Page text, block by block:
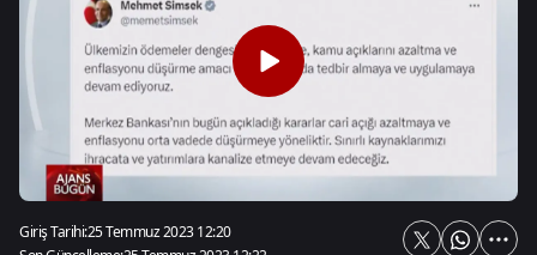
Giriş Tarihi:25 Temmuz 2023 12:20